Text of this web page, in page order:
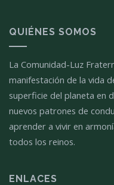
QUIÉNES SOMOS
La Comunidad-Luz
manifestación de la vida
superficie del planeta en
nuevos patrones de
aprender a vivir en
todos los reinos.
ENLACES